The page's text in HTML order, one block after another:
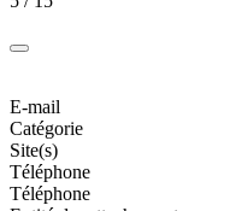
E-mail
Catégorie
Site(s)
Téléphone
Téléphone